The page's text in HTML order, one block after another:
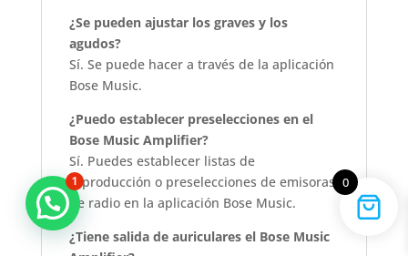
¿Se pueden ajustar los graves y los
agudos?
Sí. Se puede hacer a través de la aplicación
Bose Music.
¿Puedo establecer preselecciones en el
Bose Music Amplifier?
Sí. Puedes establecer listas de
reproducción o preselecciones de emisoras
de radio en la aplicación Bose Music.
¿Tiene salida de auriculares el Bose Music
0
Marcas que marcan la diferencia
1